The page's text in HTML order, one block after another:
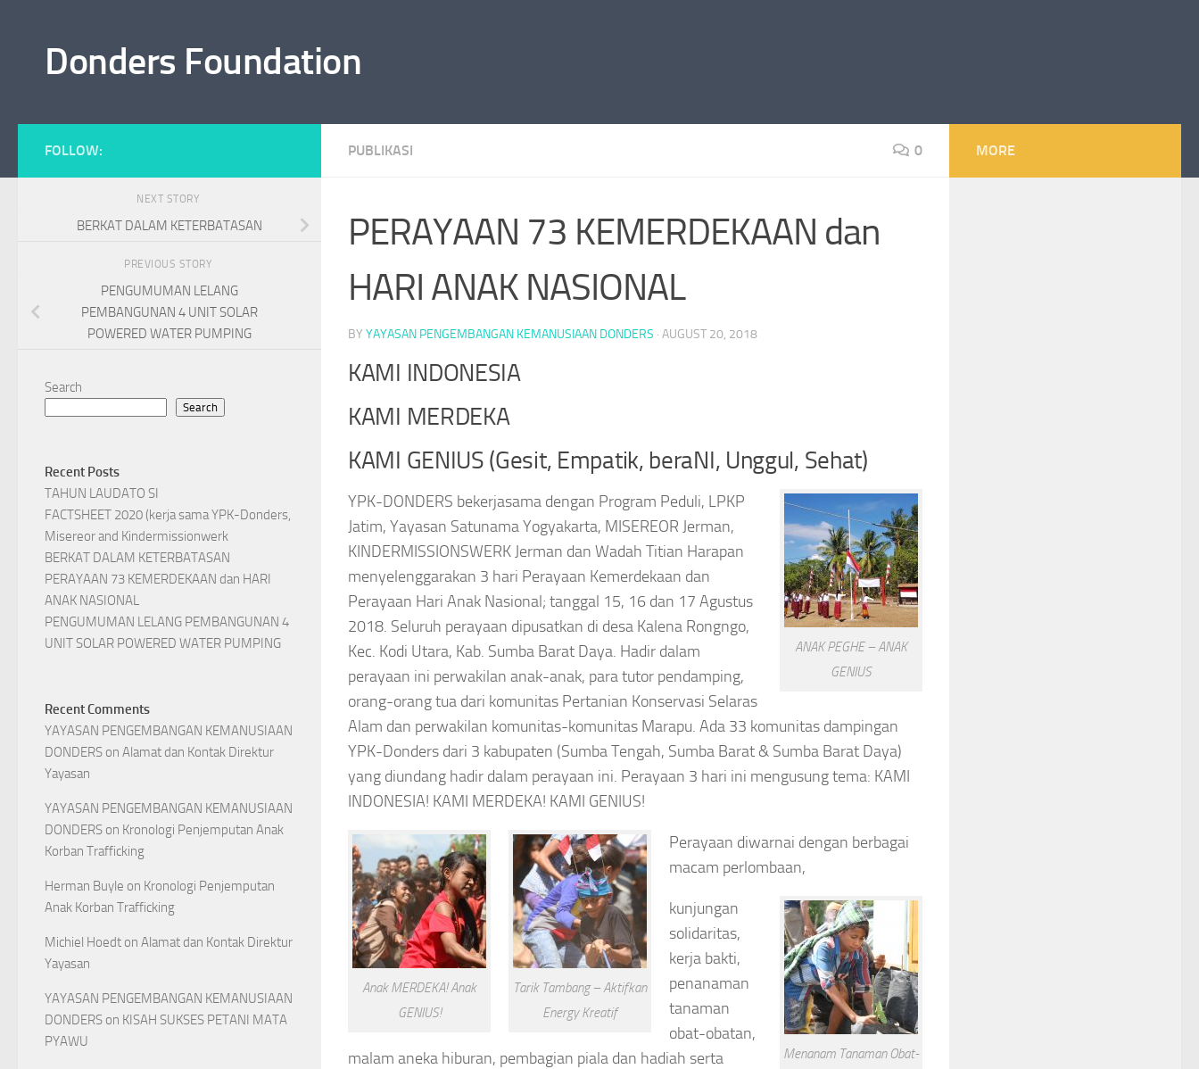
Donders Foundation
PUBLIKASI 0
PERAYAAN 73 KEMERDEKAAN dan
HARI ANAK NASIONAL
BY YAYASAN PENGEMBANGAN KEMANUSIAAN DONDERS · AUGUST 20, 2018
KAMI INDONESIA
KAMI MERDEKA
KAMI GENIUS (Gesit, Empatik, beraNI, Unggul, Sehat)
ANAK PEGHE – ANAK
GENIUS
YPK-DONDERS bekerjasama dengan Program Peduli, LPKP
Jatim, Yayasan Satunama Yogyakarta, MISEREOR Jerman,
KINDERMISSIONSWERK Jerman dan Wadah Titian Harapan
menyelenggarakan 3 hari Perayaan Kemerdekaan dan
Perayaan Hari Anak Nasional; tanggal 15, 16 dan 17 Agustus
2018. Seluruh perayaan dipusatkan di desa Kalena Rongngo,
Kec. Kodi Utara, Kab. Sumba Barat Daya. Hadir dalam
perayaan ini perwakilan anak-anak, para tutor pendamping,
orang-orang tua dari komunitas Pertanian Konservasi Selaras
Alam dan perwakilan komunitas-komunitas Marapu. Ada 33 komunitas dampingan
YPK-Donders dari 3 kabupaten (Sumba Tengah, Sumba Barat & Sumba Barat Daya)
yang diundang hadir dalam perayaan ini. Perayaan 3 hari ini mengusung tema: KAMI
INDONESIA! KAMI MERDEKA! KAMI GENIUS!
Anak MERDEKA! Anak
GENIUS!
Tarik Tambang – Aktifkan
Energy Kreatif
Perayaan diwarnai dengan berbagai
macam perlombaan,
Menanam Tanaman Obat-
kunjungan
solidaritas,
kerja bakti,
penanaman
tanaman
obat-obatan,
malam aneka hiburan, pembagian piala dan hadiah serta
FOLLOW:
NEXT STORY
BERKAT DALAM KETERBATASAN
PREVIOUS STORY
PENGUMUMAN LELANG
PEMBANGUNAN 4 UNIT SOLAR
POWERED WATER PUMPING
Search
Search
Recent Posts
TAHUN LAUDATO SI
FACTSHEET 2020 (kerja sama YPK-Donders,
Misereor and Kindermissionwerk
BERKAT DALAM KETERBATASAN
PERAYAAN 73 KEMERDEKAAN dan HARI
ANAK NASIONAL
PENGUMUMAN LELANG PEMBANGUNAN 4
UNIT SOLAR POWERED WATER PUMPING
Recent Comments
YAYASAN PENGEMBANGAN KEMANUSIAAN
DONDERS on Alamat dan Kontak Direktur
Yayasan
YAYASAN PENGEMBANGAN KEMANUSIAAN
DONDERS on Kronologi Penjemputan Anak
Korban Trafficking
Herman Buyle on Kronologi Penjemputan
Anak Korban Trafficking
Michiel Hoedt on Alamat dan Kontak Direktur
Yayasan
YAYASAN PENGEMBANGAN KEMANUSIAAN
DONDERS on KISAH SUKSES PETANI MATA
PYAWU
MORE